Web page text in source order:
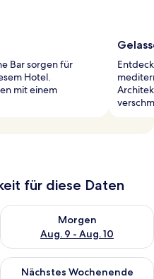
Bar sorgen für
Hotel.
mit einem
für diese Daten
Nacht, Aug. 8 - Aug. 9.
Morgen
Aug. 9 - Aug. 10
Überprüfe die Verfügbarkeit
Wochenende, Aug. 14
Nächstes Wochenende
Überprüfe die Verfügbarkeit